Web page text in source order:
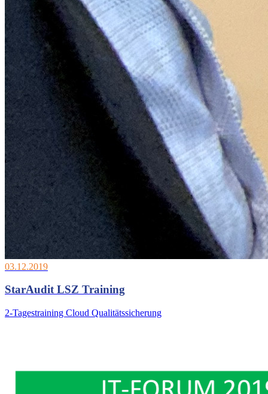
03.12.2019
StarAudit LSZ Training
2-Tagestraining Cloud Qualitätssicherung